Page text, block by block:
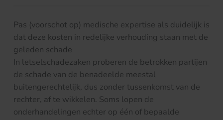
Pas (voorschot op) medische expertise als duidelijk is
dat deze kosten in redelijke verhouding staan met de
geleden schade
In letselschadezaken proberen de betrokken partijen
de schade van de benadeelde meestal
buitengerechtelijk, dus zonder tussenkomst van de
rechter, af te wikkelen. Soms lopen de
onderhandelingen echter op één of bepaalde